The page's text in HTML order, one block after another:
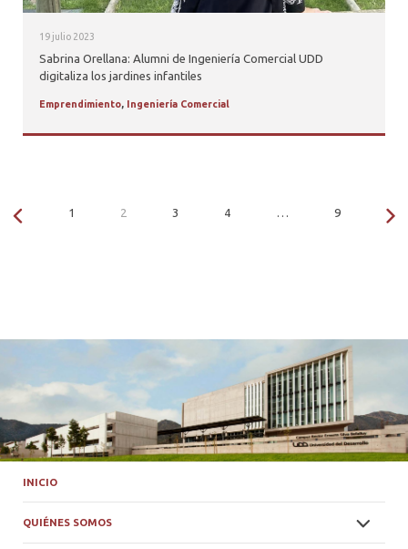
19 julio 2023
Sabrina Orellana: Alumni de Ingeniería Comercial UDD
digitaliza los jardines infantiles
Emprendimiento, Ingeniería Comercial
1 2 3 4 … 9
INICIO
QUIÉNES SOMOS